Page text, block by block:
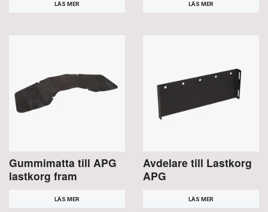
LÄS MER LÄS MER
Gummimatta till APG
lastkorg fram
LÄS MER
Avdelare till Lastkorg
APG
LÄS MER